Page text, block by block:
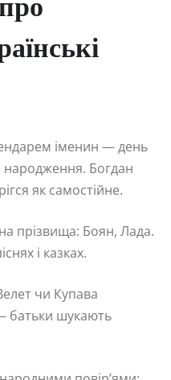
іменин — день
народження. Богдан
як самостійне.
прізвища: Боян, Лада.
і казках.
чи Купава
батьки шукають